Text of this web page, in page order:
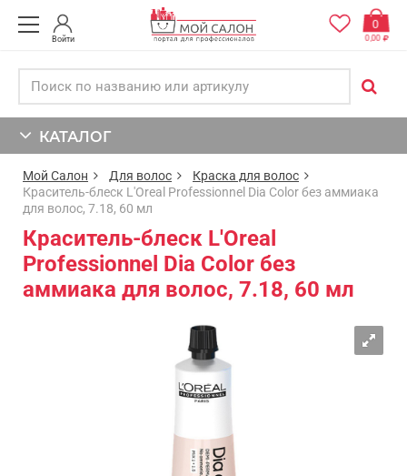
Войти
0
0,00
КАТАЛОГ
Мой Салон Для волос
Краска для волос
Краситель-блеск L'Oreal Professionnel Dia Color без аммиака
для волос, 7.18, 60 мл
Краситель-блеск L'Oreal
Professionnel Dia Color без
аммиака для волос, 7.18, 60 мл